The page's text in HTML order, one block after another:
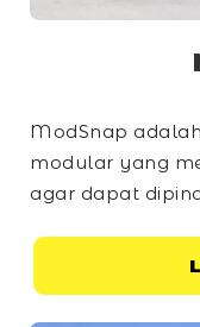
ModSnap
modular yang
agar dapat